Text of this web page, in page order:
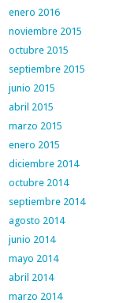
enero 2016
noviembre 2015
octubre 2015
septiembre 2015
junio 2015
abril 2015
marzo 2015
enero 2015
diciembre 2014
octubre 2014
septiembre 2014
agosto 2014
junio 2014
mayo 2014
abril 2014
marzo 2014